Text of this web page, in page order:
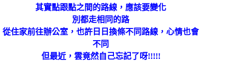
其實點跟點之間的路線，應該要變化
別都走相同的路
從住家前往辦公室，也許日日換條不同路線，心情也會
不同
但最近，雲竟然自己忘記了呀!!!!!